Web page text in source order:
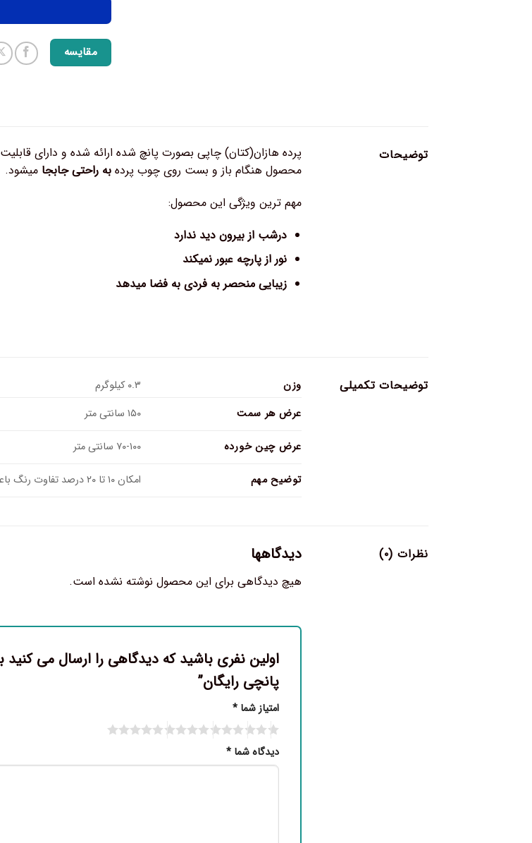
مقایسه
توضیحات پرده هازان(کتان) چاپی بصورت پانچ شده ارائه شده و دارای قابلیت
محصول هنگام باز و بست روی چوب پرده به راحتی جابجا میشود.
مهم ترین ویژگی این محصول:
درشب از بیرون دید ندارد
نور از پارچه عبور نمیکند
زیبایی منحصر به فردی به فضا میدهد
توضیحات تکمیلی وزن
۰.۳ کیلوگرم
عرض هر سمت
۱۵۰ سانتی متر
عرض چین خورده ۷۰-۱۰۰ سانتی متر
توضیح مهم امکان ۱۰ تا ۲۰ درصد تفاوت رنگ باعکس محصول وجود دارد
نظرات (۰) دیدگاهها
هیچ دیدگاهی برای این محصول نوشته نشده است.
پانچی رایگان”
امتیاز شما *
دیدگاه شما *